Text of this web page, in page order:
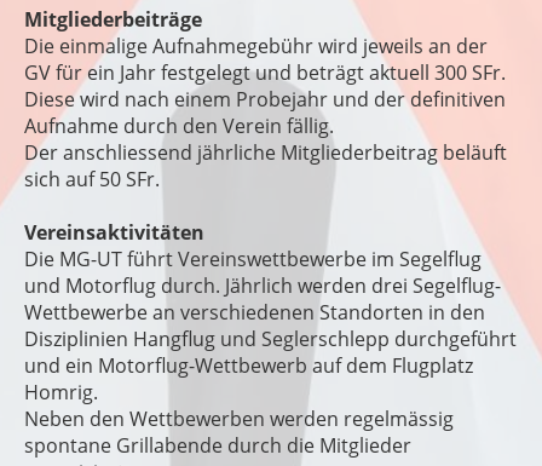
Mitgliederbeiträge
Die einmalige Aufnahmegebühr wird jeweils an der
GV für ein Jahr festgelegt und beträgt aktuell 300 SFr.
Diese wird nach einem Probejahr und der definitiven
Aufnahme durch den Verein fällig.
Der anschliessend jährliche Mitgliederbeitrag beläuft
sich auf 50 SFr.
Vereinsaktivitäten
Die MG-UT führt Vereinswettbewerbe im Segelflug
und Motorflug durch. Jährlich werden drei Segelflug-
Wettbewerbe an verschiedenen Standorten in den
Disziplinien Hangflug und Seglerschlepp durchgeführt
und ein Motorflug-Wettbewerb auf dem Flugplatz
Homrig.
Neben den Wettbewerben werden regelmässig
spontane Grillabende durch die Mitglieder